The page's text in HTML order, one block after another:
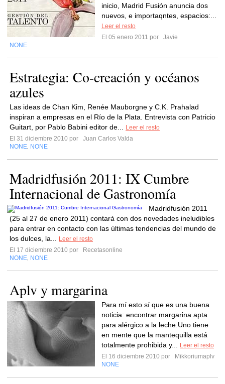
inicio, Madrid Fusión anuncia dos
nuevos, e importaqntes, espacios:...
Leer el resto
El 05 enero 2011 por
Javie
NONE
Estrategia: Co-creación y océanos
azules
Las ideas de Chan Kim, Renée Mauborgne y C.K. Prahalad
inspiran a empresas en el Río de la Plata. Entrevista con Patricio
Guitart, por Pablo Babini editor de...
Leer el resto
El 31 diciembre 2010 por
Juan Carlos Valda
NONE NONE
Madridfusión 2011: IX Cumbre
Internacional de Gastronomía
Madridfusión 2011
(25 al 27 de enero 2011) contará con dos novedades ineludibles
para entrar en contacto con las últimas tendencias del mundo de
los dulces, la...
Leer el resto
El 17 diciembre 2010 por
Recetasonline
NONE NONE
Aplv y margarina
Para mí esto sí que es una buena
noticia: encontrar margarina apta
para alérgico a la leche.Uno tiene
en mente que la mantequilla está
totalmente prohibida y...
Leer el resto
El 16 diciembre 2010 por
Mikkoriumaplv
NONE